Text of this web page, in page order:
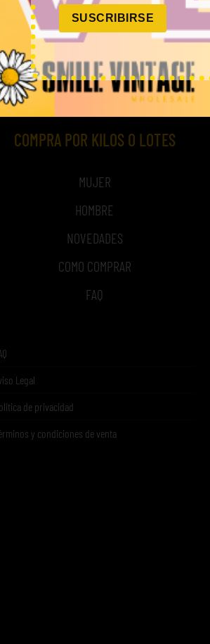
Mix pantalones talle alto 9€/kg
45,00
COMPRA POR KILOS O LOTES
MUJER
HOMBRE
NOVEDADES
COMO COMPRAR
FAQ
Legal
de privacidad
y condiciones de venta
SUSCRIBIRSE